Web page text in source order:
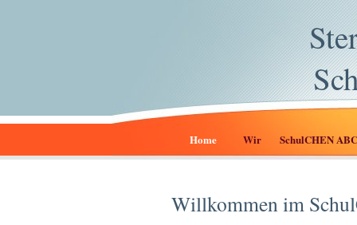
Home Wir SchulCHEN ABC
Willkommen im